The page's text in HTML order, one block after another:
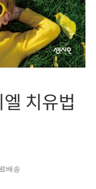
치유법
배송